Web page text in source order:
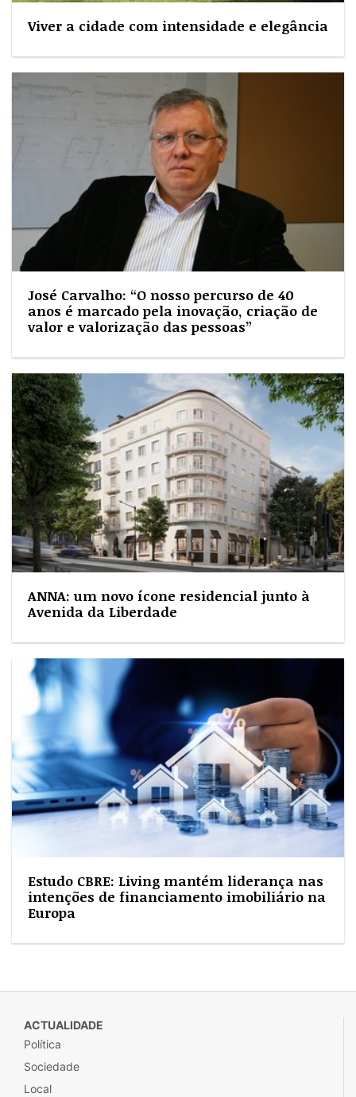
Viver a cidade com intensidade e elegância
José Carvalho: “O nosso percurso de 40
anos é marcado pela inovação, criação de
valor e valorização das pessoas”
ANNA: um novo ícone residencial junto à
Avenida da Liberdade
Estudo CBRE: Living mantém liderança nas
intenções de financiamento imobiliário na
Europa
ACTUALIDADE
Política
Sociedade
Local